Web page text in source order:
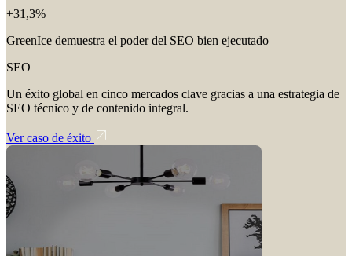
+31,3%
GreenIce demuestra el poder del SEO bien ejecutado
SEO
Un éxito global en cinco mercados clave gracias a una estrategia de
SEO técnico y de contenido integral.
Ver caso de éxito